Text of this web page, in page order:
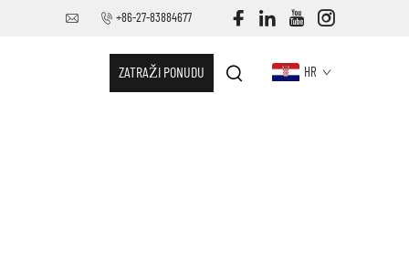
+86-27-83884677
ZATRAŽI PONUDU HR